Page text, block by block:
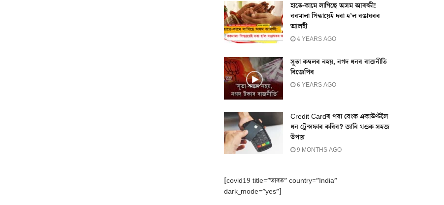
হাতে-কামে লাগিছে অসম আৰক্ষী!
বৰমালা পিন্ধায়েই দৰা হ’ল ৰঙাঘৰৰ
আলহী
4 YEARS AGO
সূতা কম্বলৰ নহয়, নগদ ধনৰ ৰাজনীতি
বিজেপিৰ
6 YEARS AGO
Credit Cardৰ পৰা বেংক একাউণ্টলৈ
ধন ট্ৰেন্সফাৰ কৰিব? জানি থওক সহজ
উপায়
9 MONTHS AGO
[covid19 title=”ভাৰত” country=”India”
dark_mode=”yes”]